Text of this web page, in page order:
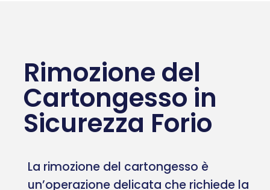
Rimozione del
Cartongesso in
Sicurezza Forio
La rimozione del cartongesso è
un’operazione delicata che richiede la